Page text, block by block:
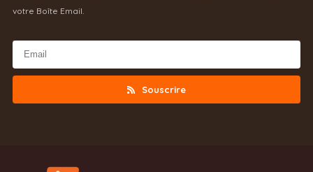
votre Boîte Email.
Souscrire